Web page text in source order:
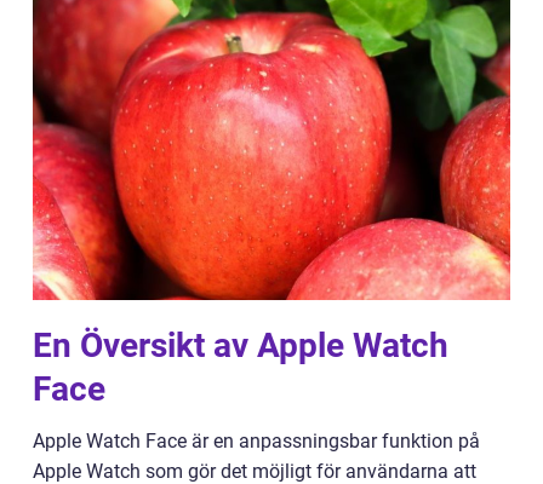
En Översikt av Apple Watch
Face
Apple Watch Face är en anpassningsbar funktion på
Apple Watch som gör det möjligt för användarna att